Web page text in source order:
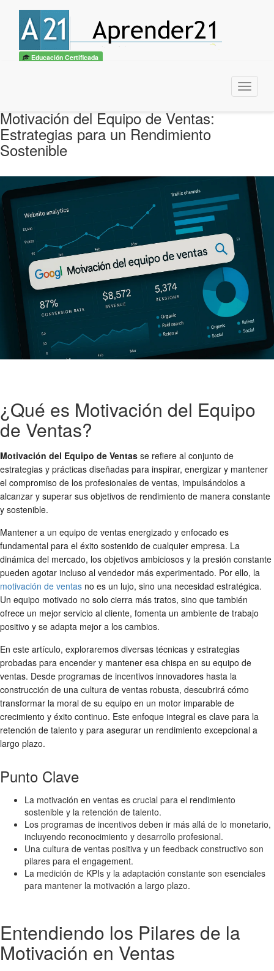
Educación Certificada
Menu
Motivación del Equipo de Ventas:
Estrategias para un Rendimiento
Sostenible
¿Qué es Motivación del Equipo
de Ventas?
Motivación del Equipo de Ventas se refiere al conjunto de
estrategias y prácticas diseñadas para inspirar, energizar y mantener
el compromiso de los profesionales de ventas, impulsándolos a
alcanzar y superar sus objetivos de rendimiento de manera constante
y sostenible.
Mantener a un equipo de ventas energizado y enfocado es
fundamental para el éxito sostenido de cualquier empresa. La
dinámica del mercado, los objetivos ambiciosos y la presión constante
pueden agotar incluso al vendedor más experimentado. Por ello, la
motivación de ventas no es un lujo, sino una necesidad estratégica.
Un equipo motivado no solo cierra más tratos, sino que también
ofrece un mejor servicio al cliente, fomenta un ambiente de trabajo
positivo y se adapta mejor a los cambios.
En este artículo, exploraremos diversas técnicas y estrategias
probadas para encender y mantener esa chispa en su equipo de
ventas. Desde programas de incentivos innovadores hasta la
construcción de una cultura de ventas robusta, descubrirá cómo
transformar la moral de su equipo en un motor imparable de
crecimiento y éxito continuo. Este enfoque integral es clave para la
retención de talento y para asegurar un rendimiento excepcional a
largo plazo.
Punto Clave
La motivación en ventas es crucial para el rendimiento
sostenible y la retención de talento.
Los programas de incentivos deben ir más allá de lo monetario,
incluyendo reconocimiento y desarrollo profesional.
Una cultura de ventas positiva y un feedback constructivo son
pilares para el engagement.
La medición de KPIs y la adaptación constante son esenciales
para mantener la motivación a largo plazo.
Entendiendo los Pilares de la
Motivación en Ventas